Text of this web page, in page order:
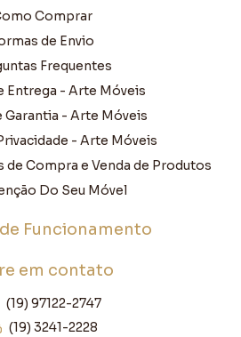
Comprar
de Envio
Frequentes
Entrega - Arte Móveis
Garantia - Arte Móveis
- Arte Móveis
de Compra e Venda de Produtos
Do Seu Móvel
Funcionamento
em contato
(19) 97122-2747
(19) 3241-2228